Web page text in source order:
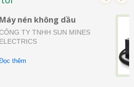
Máy nén không dầu
TY TNHH SUN MINES
ELECTRICS
thêm